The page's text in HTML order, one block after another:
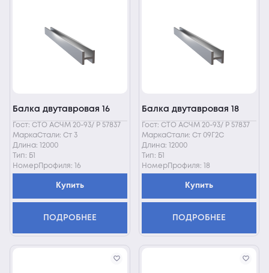
Балка двутавровая 16
Гост: СТО АСЧМ 20-93/ Р 57837
МаркаСтали: Ст 3
Длина: 12000
Тип: Б1
НомерПрофиля: 16
Купить
ПОДРОБНЕЕ
Балка двутавровая 18
Гост: СТО АСЧМ 20-93/ Р 57837
МаркаСтали: Ст 09Г2С
Длина: 12000
Тип: Б1
НомерПрофиля: 18
Купить
ПОДРОБНЕЕ